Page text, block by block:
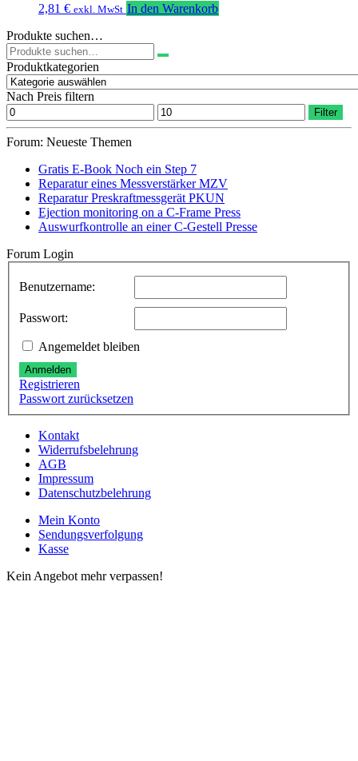
2,81 € exkl. MwSt In den Warenkorb
Produkte suchen…
Suchen
nach:
Produktkategorien
Nach Preis filtern
Min.
Preis
Max.
Preis
Filter
Forum: Neueste Themen
Gratis E-Book Noch ein Step 7
Reparatur eines Messverstärker MZV
Reparatur Preskraftmessgerät PKUN
Ejection monitoring on a C-Frame Press
Auswurfkontrolle an einer C-Gestell Presse
Forum Login
Benutzername:
Passwort:
Angemeldet bleiben
Anmelden
Registrieren
Passwort zurücksetzen
Kontakt
Widerrufsbelehrung
AGB
Impressum
Datenschutzbelehrung
Mein Konto
Sendungsverfolgung
Kasse
Kein Angebot mehr verpassen!